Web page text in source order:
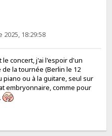
18:29:58
le concert, j'ai l'espoir d'un
la tournée (Berlin le 12
ou à la guitare, seul sur
embryonnaire, comme pour